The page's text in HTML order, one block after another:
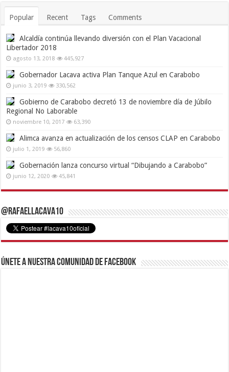
Popular Recent Tags Comments
Alcaldía continúa llevando diversión con el Plan Vacacional
Libertador 2018
agosto 13, 2018 445,927
Gobernador Lacava activa Plan Tanque Azul en Carabobo
junio 3, 2019 330,562
Gobierno de Carabobo decretó 13 de noviembre día de Júbilo
Regional No Laborable
noviembre 10, 2017 63,390
Alimca avanza en actualización de los censos CLAP en Carabobo
julio 1, 2019 56,860
Gobernación lanza concurso virtual “Dibujando a Carabobo”
junio 12, 2020 45,841
@RafaelLacava10
Únete a nuestra comunidad de Facebook